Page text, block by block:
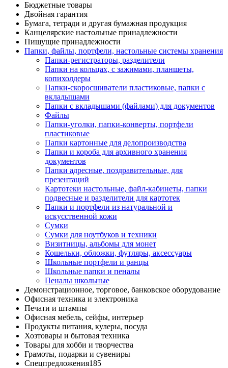
Бюджетные товары
Двойная гарантия
Бумага, тетради и другая бумажная продукция
Канцелярские настольные принадлежности
Пишущие принадлежности
Папки, файлы, портфели, настольные системы хранения
Папки-регистраторы, разделители
Папки на кольцах, с зажимами, планшеты,
копихолдеры
Папки-скоросшиватели пластиковые, папки с
вкладышами
Папки с вкладышами (файлами) для документов
Файлы
Папки-уголки, папки-конверты, портфели
пластиковые
Папки картонные для делопроизводства
Папки и короба для архивного хранения
документов
Папки адресные, поздравительные, для
презентаций
Картотеки настольные, файл-кабинеты, папки
подвесные и разделители для картотек
Папки и портфели из натуральной и
искусственной кожи
Сумки
Сумки для ноутбуков и техники
Визитницы, альбомы для монет
Кошельки, обложки, футляры, аксессуары
Школьные портфели и ранцы
Школьные папки и пеналы
Пеналы школьные
Демонстрационное, торговое, банковское оборудование
Офисная техника и электроника
Печати и штампы
Офисная мебель, сейфы, интерьер
Продукты питания, кулеры, посуда
Хозтовары и бытовая техника
Товары для хобби и творчества
Грамоты, подарки и сувениры
Спецпредложения185